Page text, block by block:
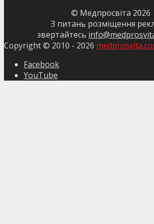
© Медпросвіта 2026
З питань розміщення
звертайтесь
Copyright © 2010 - 2026
Facebook
YouTube